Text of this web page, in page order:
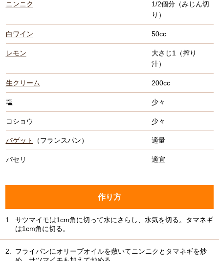
ニンニク
1/2個分（みじん切
り）
白ワイン 50cc
レモン
大さじ1（搾り
汁）
生クリーム 200cc
塩 少々
コショウ 少々
バゲット （フランスパン） 適量
パセリ 適宜
作り方
1.
サツマイモは1cm角に切って水にさらし、水気を切る。タマネギ
は1cm角に切る。
2.
フライパンにオリーブオイルを敷いてニンニクとタマネギを炒